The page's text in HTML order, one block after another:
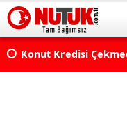
Konut Kredisi